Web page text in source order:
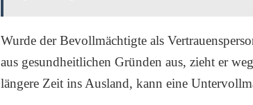
Wurde der Bevollmächtigte als
aus gesundheitlichen Gründen aus, zieht er
längere Zeit ins Ausland, kann eine